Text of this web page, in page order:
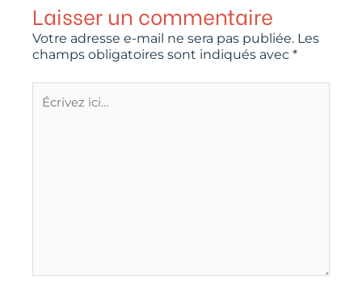
Laisser un commentaire
Votre adresse e-mail ne sera pas publiée. Les
champs obligatoires sont indiqués avec *
ici…